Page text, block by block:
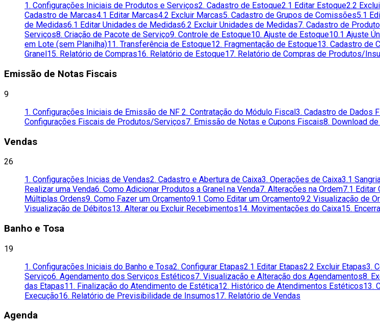
1. Configurações Iniciais de Produtos e Serviços2. Cadastro de Estoque2.1 Editar Estoque2.2
Cadastro de Marcas4.1 Editar Marcas4.2 Excluir Marcas5. Cadastro de Grupos de Comissões5.1
de Medidas6.1 Editar Unidades de Medidas6.2 Excluir Unidades de Medidas7. Cadastro de
Serviços8. Criação de Pacote de Serviço9. Controle de Estoque10. Ajuste de Estoque10.1 Ajuste
em Lote (sem Planilha)11. Transferência de Estoque12. Fragmentação de Estoque13. Cadastro de
Granel 15. Relatório de Compras16. Relatório de Estoque17. Relatório de Compras de Produtos/
Emissão de Notas Fiscais
9
1. Configurações Iniciais de Emissão de NF 2. Contratação do Módulo Fiscal3. Cadastro de Dados
Configurações Fiscais de Produtos/Serviços7. Emissão de Notas e Cupons Fiscais8. Download
Vendas
26
1. Configurações Inicias de Vendas2. Cadastro e Abertura de Caixa3. Operações de Caixa3.1
Realizar uma Venda6. Como Adicionar Produtos a Granel na Venda7. Alterações na Ordem7.1 Editar
Múltiplas Ordens9. Como Fazer um Orçamento9.1 Como Editar um Orçamento9.2 Visualização de
Visualização de Débitos13. Alterar ou Excluir Recebimentos14. Movimentações do Caixa15.
Banho e Tosa
19
1. Configurações Iniciais do Banho e Tosa2. Configurar Etapas2.1 Editar Etapas2.2 Excluir Etapas3.
Serviço6. Agendamento dos Serviços Estéticos7. Visualização e Alteração dos Agendamentos8.
das Etapas11. Finalização do Atendimento de Estética12. Histórico de Atendimentos Estéticos13.
Execução16. Relatório de Previsibilidade de Insumos17. Relatório de Vendas
Agenda